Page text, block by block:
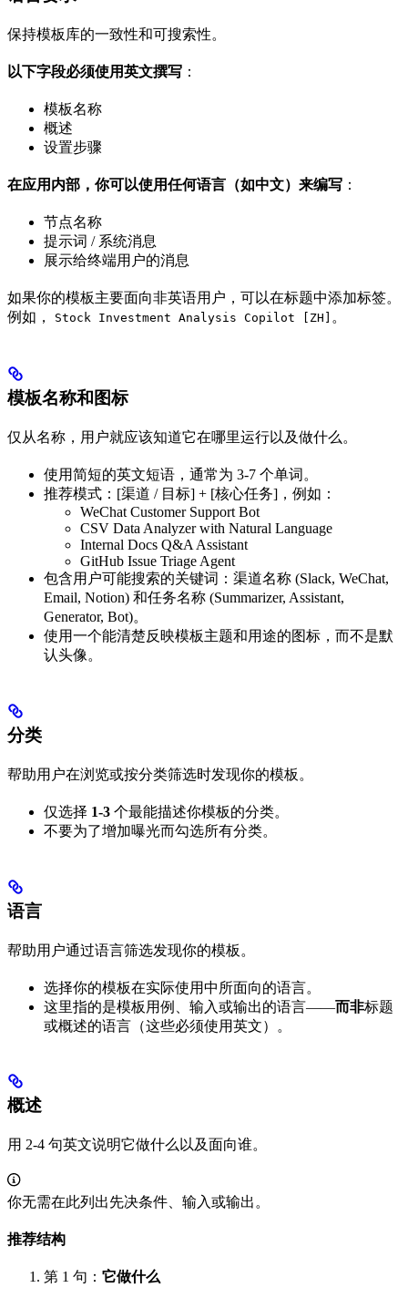
保持模板库的一致性和可搜索性。
以下字段必须使用英文撰写 ：
模板名称
概述
设置步骤
在应用内部，你可以使用任何语言（如中文）来编写 ：
节点名称
提示词 / 系统消息
展示给终端用户的消息
如果你的模板主要面向非英语用户，可以在标题中添加标签。
例如，
Stock Investment Analysis Copilot [ZH] 。
模板名称和图标
仅从名称，用户就应该知道它在哪里运行以及做什么。
使用简短的英文短语，通常为 3-7 个单词。
推荐模式：[渠道 / 目标] + [核心任务]，例如：
WeChat Customer Support Bot
CSV Data Analyzer with Natural Language
Internal Docs Q&A Assistant
GitHub Issue Triage Agent
包含用户可能搜索的关键词：渠道名称 (Slack, WeChat,
Email, Notion) 和任务名称 (Summarizer, Assistant,
Generator, Bot)。
使用一个能清楚反映模板主题和用途的图标，而不是默
认头像。
分类
帮助用户在浏览或按分类筛选时发现你的模板。
仅选择 1-3 个最能描述你模板的分类。
不要为了增加曝光而勾选所有分类。
语言
帮助用户通过语言筛选发现你的模板。
选择你的模板在实际使用中所面向的语言。
这里指的是模板用例、输入或输出的语言——而非标题
或概述的语言（这些必须使用英文）。
概述
用 2-4 句英文说明它做什么以及面向谁。
你无需在此列出先决条件、输入或输出。
推荐结构
第 1 句： 它做什么